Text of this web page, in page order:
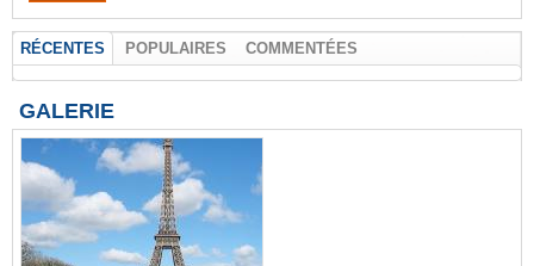
RÉCENTES POPULAIRES COMMENTÉES
GALERIE